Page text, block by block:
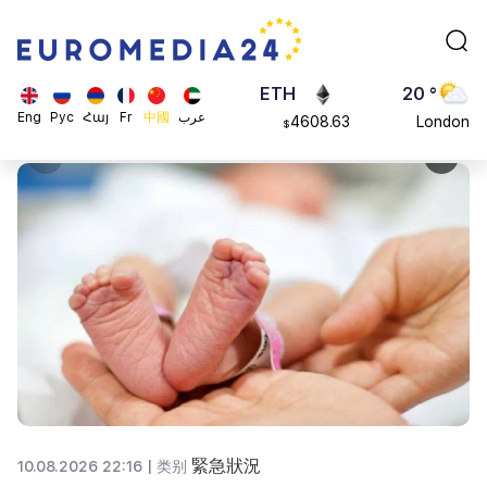
Eng Рус Հայ Fr 中國 عرب
ADA
0.868816
ETH
$4608.63
213.76
20 °
London
Beijing
23 °
Brussels
16 °
Rome
23 °
Madrid
10.08.2026 22:16 | 类别 緊急狀況